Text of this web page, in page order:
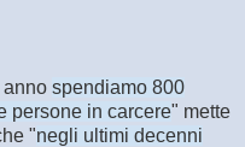
anno spendiamo 800
persone in carcere" mette
"negli ultimi decenni